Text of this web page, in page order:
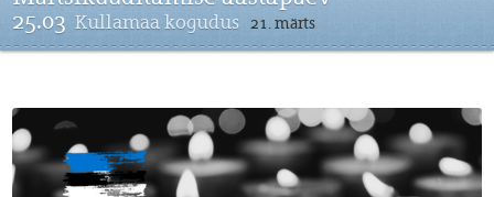
25.03 Kullamaa kogudus 21. märts